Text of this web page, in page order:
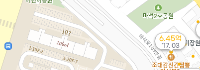
6.45억
'17. 03